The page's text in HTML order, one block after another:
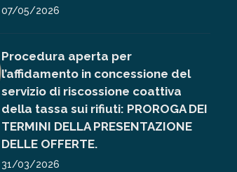
07/05/2026
Procedura aperta per
l’affidamento in concessione del
servizio di riscossione coattiva
della tassa sui rifiuti: PROROGA DEI
TERMINI DELLA PRESENTAZIONE
DELLE OFFERTE.
31/03/2026